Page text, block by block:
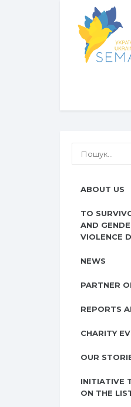
ABOUT US
TO
AND
VIOLENCE
NEWS
PARTNER
REPORTS
CHARITY
OUR
INITIATIVE
ON THE